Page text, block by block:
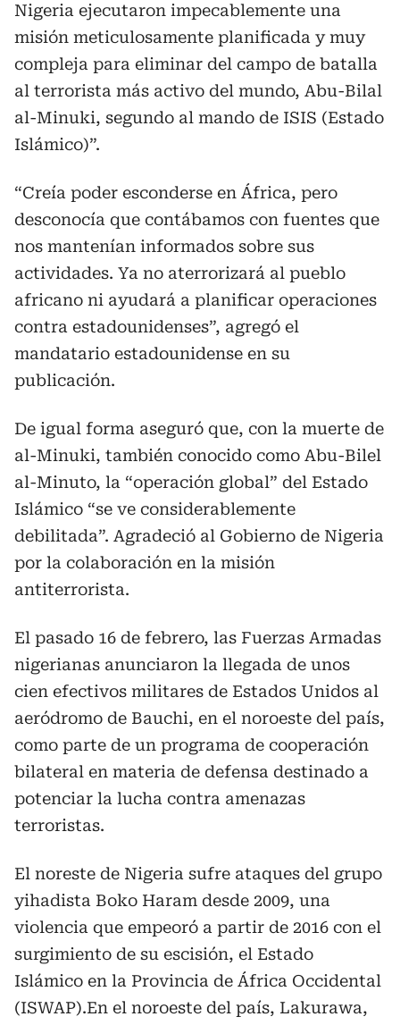
Nigeria ejecutaron impecablemente una
misión meticulosamente planificada y muy
compleja para eliminar del campo de batalla
al terrorista más activo del mundo, Abu-Bilal
al-Minuki, segundo al mando de ISIS (Estado
Islámico)”.
“Creía poder esconderse en África, pero
desconocía que contábamos con fuentes que
nos mantenían informados sobre sus
actividades. Ya no aterrorizará al pueblo
africano ni ayudará a planificar operaciones
contra estadounidenses”, agregó el
mandatario estadounidense en su
publicación.
De igual forma aseguró que, con la muerte de
al-Minuki, también conocido como Abu-Bilel
al-Minuto, la “operación global” del Estado
Islámico “se ve considerablemente
debilitada”. Agradeció al Gobierno de Nigeria
por la colaboración en la misión
antiterrorista.
El pasado 16 de febrero, las Fuerzas Armadas
nigerianas anunciaron la llegada de unos
cien efectivos militares de Estados Unidos al
aeródromo de Bauchi, en el noroeste del país,
como parte de un programa de cooperación
bilateral en materia de defensa destinado a
potenciar la lucha contra amenazas
terroristas.
El noreste de Nigeria sufre ataques del grupo
yihadista Boko Haram desde 2009, una
violencia que empeoró a partir de 2016 con el
surgimiento de su escisión, el Estado
Islámico en la Provincia de África Occidental
(ISWAP).En el noroeste del país, Lakurawa,